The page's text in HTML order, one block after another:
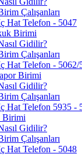
Çalışanları
Hat Telefon - 5047
Birimi
Gidilir?
Çalışanları
Hat Telefon - 5062/
Birimi
Gidilir?
Çalışanları
Hat Telefon 5935 -
Birimi
Gidilir?
Çalışanları
Hat Telefon - 5048